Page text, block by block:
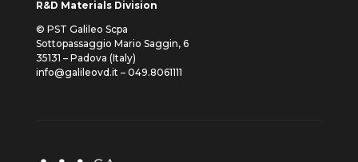
R&D Materials Division
© PST Galileo Scpa
Sottopassaggio Mario Saggin, 6
35131 – Padova (Italy)
info@galileovd.it – 049.8061111